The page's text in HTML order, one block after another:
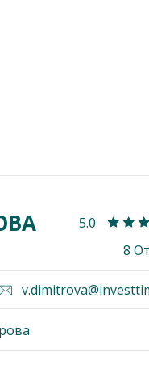
5.0
8